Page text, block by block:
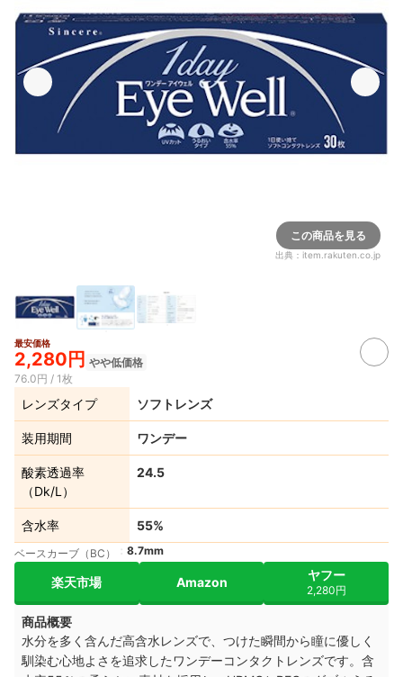
この商品を見る
出典： item.rakuten.co.jp
最安価格
2,280円 やや低価格
76.0円 / 1枚
レンズタイプ ソフトレンズ
装用期間 ワンデー
酸素透過率
（Dk/L）
24.5
含水率 55%
ベースカーブ（BC） 8.7mm
楽天市場 Amazon ヤフー
2,280円
商品概要
水分を多く含んだ高含水レンズで、つけた瞬間から瞳に優しく
馴染む心地よさを追求したワンデーコンタクトレンズです。含